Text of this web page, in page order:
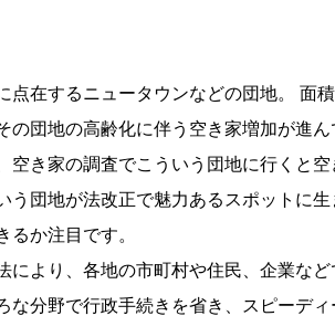
点在するニュータウンなどの団地。 面
の団地の高齢化に伴う空き家増加が進ん
空き家の調査でこういう団地に行くと空
う団地が法改正で魅力あるスポットに
るか注目です。
により、各地の市町村や住民、企業な
な分野で行政手続きを省き、スピーデ